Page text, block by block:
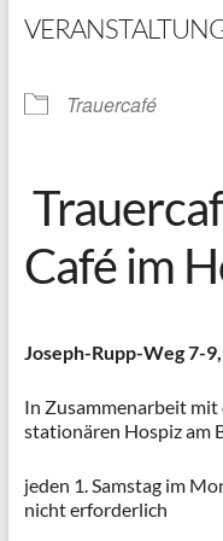
Trauercafé
Café im
Joseph-Rupp-Weg 7-
In Zusammenarbeit
stationären Hospiz am
jeden 1. Samstag im
nicht erforderlich